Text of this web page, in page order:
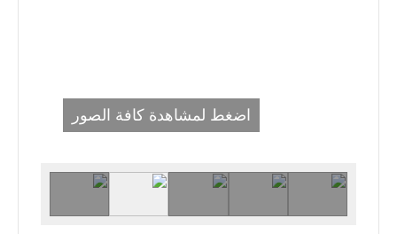
اضغط لمشاهدة كافة الصور